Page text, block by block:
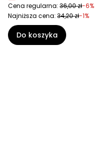
Cena regularna: 36,00 zł-6%
Najniższa cena: 34,20 zł-1%
Do koszyka